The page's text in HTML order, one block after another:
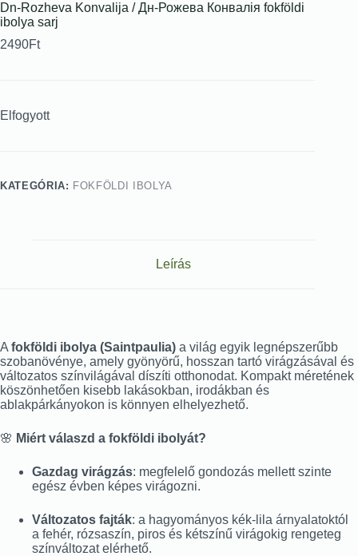
Dn-Rozheva Konvalіja / Дн-Рожева Конвалія fokföldi
ibolya sarj
2490Ft
Elfogyott
KATEGÓRIA: FOKFÖLDI IBOLYA
Leírás
A fokföldi ibolya (Saintpaulia) a világ egyik legnépszerűbb
szobanövénye, amely gyönyörű, hosszan tartó virágzásával és
változatos színvilágával díszíti otthonodat. Kompakt méretének
köszönhetően kisebb lakásokban, irodákban és
ablakpárkányokon is könnyen elhelyezhető.
🌸 Miért válaszd a fokföldi ibolyát?
Gazdag virágzás: megfelelő gondozás mellett szinte
egész évben képes virágozni.
Változatos fajták: a hagyományos kék-lila árnyalatoktól
a fehér, rózsaszín, piros és kétszínű virágokig rengeteg
színváltozat elérhető.